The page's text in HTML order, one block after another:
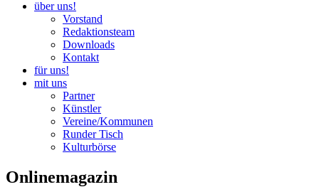
über uns!
Vorstand
Redaktionsteam
Downloads
Kontakt
für uns!
mit uns
Partner
Künstler
Vereine/Kommunen
Runder Tisch
Kulturbörse
Onlinemagazin